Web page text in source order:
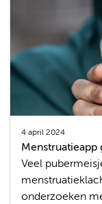
4 april 2024
Veel
onderzoeken